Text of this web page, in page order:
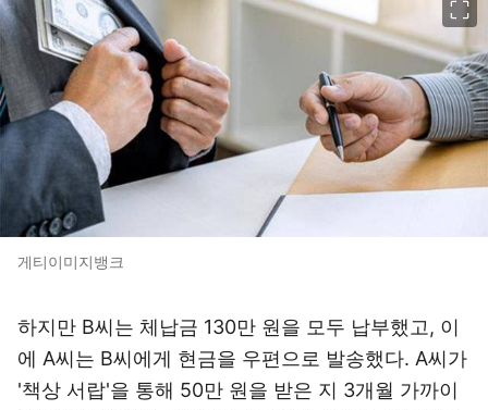
게티이미지뱅크
하지만 B씨는 체납금 130만 원을 모두 납부했고, 이
에 A씨는 B씨에게 현금을 우편으로 발송했다. A씨가
'책상 서랍'을 통해 50만 원을 받은 지 3개월 가까이